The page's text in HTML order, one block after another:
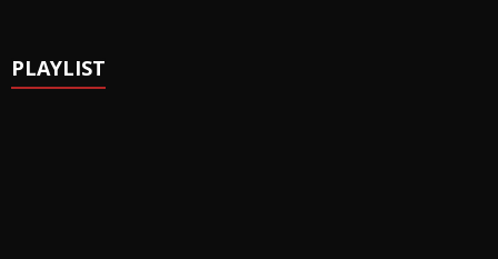
PLAYLIST